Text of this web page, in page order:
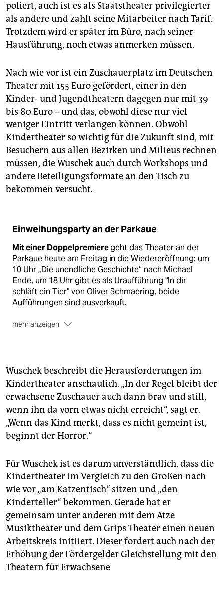
poliert, auch ist es als Staatstheater privilegierter
als andere und zahlt seine Mitarbeiter nach Tarif.
Trotzdem wird er später im Büro, nach seiner
Hausführung, noch etwas anmerken müssen.
Nach wie vor ist ein Zuschauerplatz im Deutschen
Theater mit 155 Euro gefördert, einer in den
Kinder- und Jugendtheatern dagegen nur mit 39
bis 80 Euro – und das, obwohl diese nur viel
weniger Eintritt verlangen können. Obwohl
Kindertheater so wichtig für die Zukunft sind, mit
Besuchern aus allen Bezirken und Milieus rechnen
müssen, die Wuschek auch durch Workshops und
andere Beteiligungsformate an den Tisch zu
bekommen versucht.
Einweihungsparty an der Parkaue
Mit einer Doppelpremieregeht das Theater an der
Parkaue heute am Freitag in die Wiedereröffnung: um
10 Uhr „Die unendliche Geschichte“ nach Michael
Ende, um 18 Uhr gibt es als Uraufführung "In dir
schläft ein Tier" von Oliver Schmaering, beide
Aufführungen sind ausverkauft.
mehr anzeigen
Eintritt ist frei, weitere Information: www.parkaue.de
(sm)
Wuschek beschreibt die Herausforderungen im
Kindertheater anschaulich. „In der Regel bleibt der
erwachsene Zuschauer auch dann brav und still,
wenn ihn da vorn etwas nicht erreicht“, sagt er.
„Wenn das Kind merkt, dass es nicht gemeint ist,
beginnt der Horror.“
Für Wuschek ist es darum unverständlich, dass die
Kindertheater im Vergleich zu den Großen nach
wie vor „am Katzentisch“ sitzen und „den
Kinderteller“ bekommen. Gerade hat er
gemeinsam unter anderen mit dem Atze
Musiktheater und dem Grips Theater einen neuen
Arbeitskreis initiiert. Dieser fordert auch nach der
Erhöhung der Fördergelder Gleichstellung mit den
Theatern für Erwachsene.